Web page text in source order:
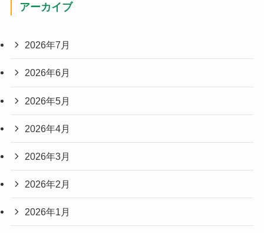
アーカイブ
2026年7月
2026年6月
2026年5月
2026年4月
2026年3月
2026年2月
2026年1月